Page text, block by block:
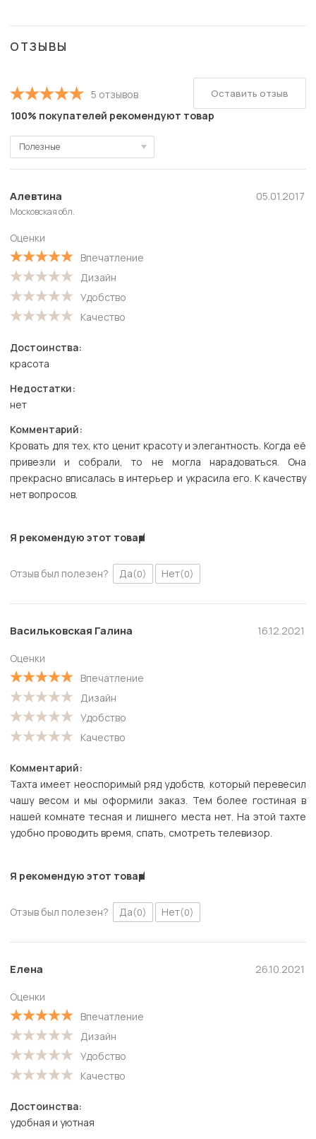
ОТЗЫВЫ
5 отзывов
100% покупателей рекомендуют товар
Полезные
Полезные
Новые
Старые
С высокой оценкой
С низкой оценкой
Алевтина
Московская обл.
Оценки
Впечатление
Дизайн
Удобство
Качество
05.01.2017
Достоинства:
красота
Недостатки:
нет
Комментарий:
Кровать для тех, кто ценит красоту и элегантность. Когда её
привезли и собрали, то не могла нарадоваться. Она
прекрасно вписалась в интерьер и украсила его. К качеству
нет вопросов.
Я рекомендую этот товар
Отзыв был полезен? Да(0) Нет(0)
Васильковская Галина
Оценки
Впечатление
Дизайн
Удобство
Качество
16.12.2021
Комментарий:
Тахта имеет неоспоримый ряд удобств, который перевесил
чашу весом и мы оформили заказ. Тем более гостиная в
нашей комнате тесная и лишнего места нет. На этой тахте
удобно проводить время, спать, смотреть телевизор.
Я рекомендую этот товар
Отзыв был полезен? Да(0) Нет(0)
Елена
Оценки
Впечатление
Дизайн
Удобство
Качество
26.10.2021
Достоинства:
удобная и уютная
Оставить отзыв